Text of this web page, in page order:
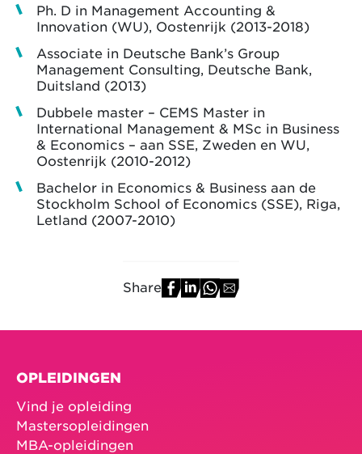
Ph. D in Management Accounting &
Innovation (WU), Oostenrijk (2013-2018)
Associate in Deutsche Bank’s Group
Management Consulting, Deutsche Bank,
Duitsland (2013)
Dubbele master – CEMS Master in
International Management & MSc in Business
& Economics – aan SSE, Zweden en WU,
Oostenrijk (2010-2012)
Bachelor in Economics & Business aan de
Stockholm School of Economics (SSE), Riga,
Letland (2007-2010)
Share
OPLEIDINGEN
Vind je opleiding
Mastersopleidingen
MBA-opleidingen